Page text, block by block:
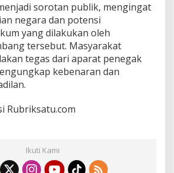
sorotan publik, mengingat
negara dan potensi
yang dilakukan oleh
tersebut. Masyarakat
tegas dari aparat penegak
kebenaran dan
Rubriksatu.com
Ikuti Kami